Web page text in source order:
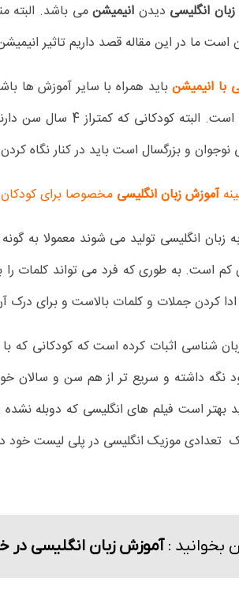
انگلیسی دیدن انیمیشنمی باشد. البته
ما در این مقاله قصد داریم تاثیر
با انیمیشنباید همراه با سایر آموزش ها
و بزرگسال است باید در کنار نگاه
آموزش زبان انگلیسی مخصوصا برای
زبان انگلیسی تولید می شوند معمولا به
است. به طوری که فرد می تواند کلمات را
ادا کردن جملات و کلمات بالاست و برای درک
شناسی اثبات کرده است که کودکانی که
نگه داشته و سریع تر از هم سن و سالان خود
بهتر است فیلم های انگلیسی که دوبله
تعدادی موزیک انگلیسی در پلی لیست خود
بخوانید :آموزش زبان انگلیسی در